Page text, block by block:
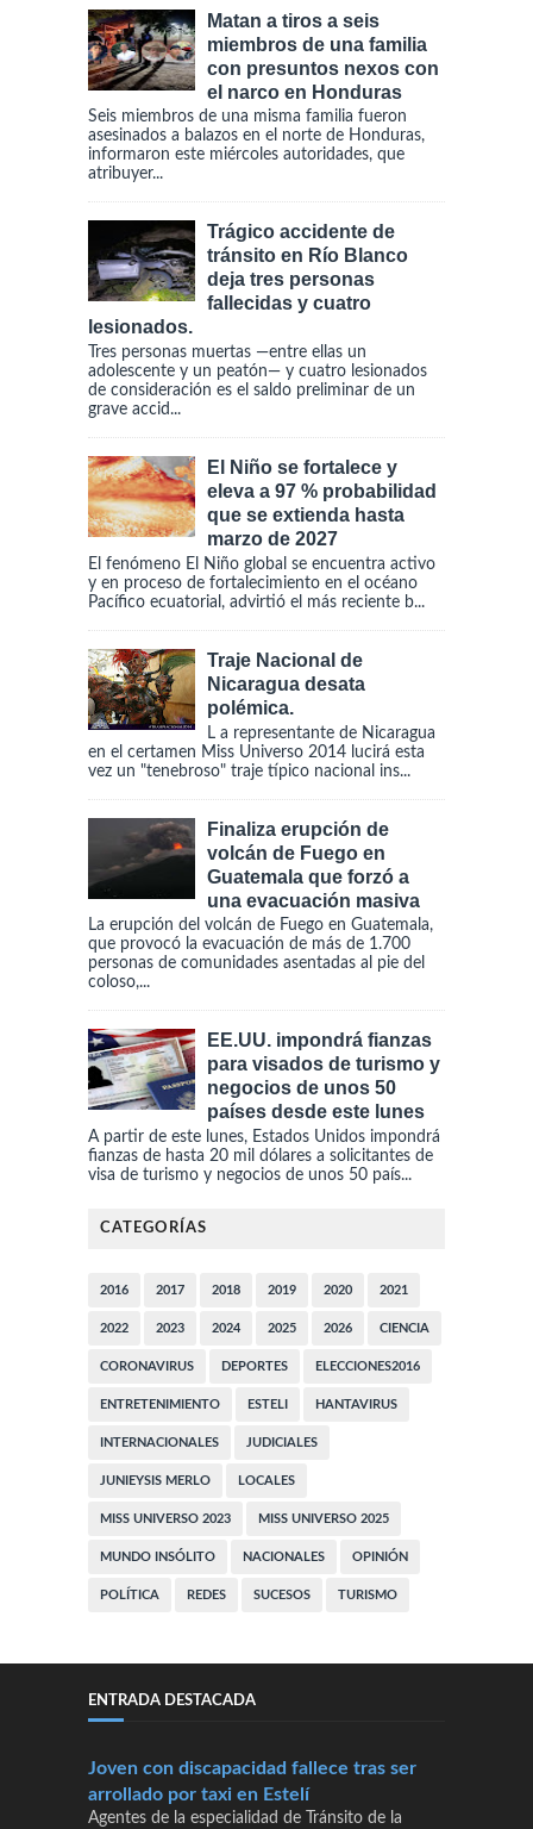
Matan a tiros a seis
miembros de una familia
con presuntos nexos con
el narco en Honduras
Seis miembros de una misma familia fueron
asesinados a balazos en el norte de Honduras,
informaron este miércoles autoridades, que
atribuyer...
Trágico accidente de
tránsito en Río Blanco
deja tres personas
fallecidas y cuatro
lesionados.
Tres personas muertas —entre ellas un
adolescente y un peatón— y cuatro lesionados
de consideración es el saldo preliminar de un
grave accid...
El Niño se fortalece y
eleva a 97 % probabilidad
que se extienda hasta
marzo de 2027
El fenómeno El Niño global se encuentra activo
y en proceso de fortalecimiento en el océano
Pacífico ecuatorial, advirtió el más reciente b...
Traje Nacional de
Nicaragua desata
polémica.
L a representante de Nicaragua
en el certamen Miss Universo 2014 lucirá esta
vez un "tenebroso" traje típico nacional ins...
Finaliza erupción de
volcán de Fuego en
Guatemala que forzó a
una evacuación masiva
La erupción del volcán de Fuego en Guatemala,
que provocó la evacuación de más de 1.700
personas de comunidades asentadas al pie del
coloso,...
EE.UU. impondrá fianzas
para visados de turismo y
negocios de unos 50
países desde este lunes
A partir de este lunes, Estados Unidos impondrá
fianzas de hasta 20 mil dólares a solicitantes de
visa de turismo y negocios de unos 50 país...
CATEGORÍAS
2016 2017 2018 2019 2020 2021
2022 2023 2024 2025 2026 CIENCIA
CORONAVIRUS DEPORTES ELECCIONES2016
ENTRETENIMIENTO ESTELI HANTAVIRUS
INTERNACIONALES JUDICIALES
JUNIEYSIS MERLO LOCALES
MISS UNIVERSO 2023 MISS UNIVERSO 2025
MUNDO INSÓLITO NACIONALES OPINIÓN
POLÍTICA REDES SUCESOS TURISMO
ENTRADA DESTACADA
Joven con discapacidad fallece tras ser
arrollado por taxi en Estelí
Agentes de la especialidad de Tránsito de la